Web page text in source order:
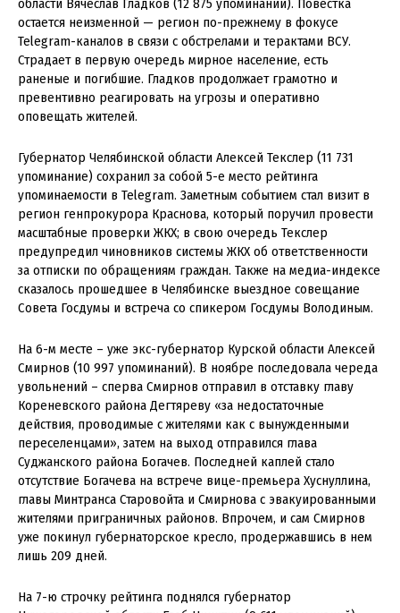
области Вячеслав Гладков (12 875 упоминаний). Повестка
остается неизменной — регион по-прежнему в фокусе
Telegram-каналов в связи с обстрелами и терактами ВСУ.
Страдает в первую очередь мирное население, есть
раненые и погибшие. Гладков продолжает грамотно и
превентивно реагировать на угрозы и оперативно
оповещать жителей.
Губернатор Челябинской области Алексей Текслер (11 731
упоминание) сохранил за собой 5-е место рейтинга
упоминаемости в Telegram. Заметным событием стал визит в
регион генпрокурора Краснова, который поручил провести
масштабные проверки ЖКХ; в свою очередь Текслер
предупредил чиновников системы ЖКХ об ответственности
за отписки по обращениям граждан. Также на медиа-индексе
сказалось прошедшее в Челябинске выездное совещание
Совета Госдумы и встреча со спикером Госдумы Володиным.
На 6-м месте – уже экс-губернатор Курской области Алексей
Смирнов (10 997 упоминаний). В ноябре последовала череда
увольнений – сперва Смирнов отправил в отставку главу
Кореневского района Дегтяреву «за недостаточные
действия, проводимые с жителями как с вынужденными
переселенцами», затем на выход отправился глава
Суджанского района Богачев. Последней каплей стало
отсутствие Богачева на встрече вице-премьера Хуснуллина,
главы Минтранса Старовойта и Смирнова с эвакуированными
жителями приграничных районов. Впрочем, и сам Смирнов
уже покинул губернаторское кресло, продержавшись в нем
лишь 209 дней.
На 7-ю строчку рейтинга поднялся губернатор